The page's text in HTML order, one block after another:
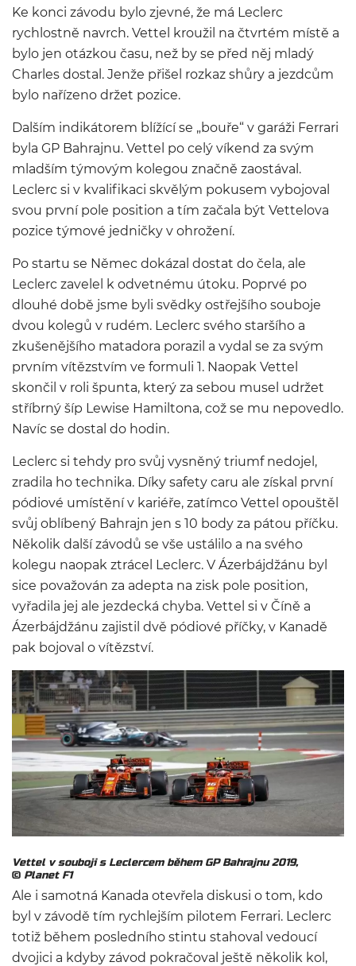
Ke konci závodu bylo zjevné, že má Leclerc
rychlostně navrch. Vettel kroužil na čtvrtém místě a
bylo jen otázkou času, než by se před něj mladý
Charles dostal. Jenže přišel rozkaz shůry a jezdcům
bylo nařízeno držet pozice.
Dalším indikátorem blížící se „bouře“ v garáži Ferrari
byla GP Bahrajnu. Vettel po celý víkend za svým
mladším týmovým kolegou značně zaostával.
Leclerc si v kvalifikaci skvělým pokusem vybojoval
svou první pole position a tím začala být Vettelova
pozice týmové jedničky v ohrožení.
Po startu se Němec dokázal dostat do čela, ale
Leclerc zavelel k odvetnému útoku. Poprvé po
dlouhé době jsme byli svědky ostřejšího souboje
dvou kolegů v rudém. Leclerc svého staršího a
zkušenějšího matadora porazil a vydal se za svým
prvním vítězstvím ve formuli 1. Naopak Vettel
skončil v roli špunta, který za sebou musel udržet
stříbrný šíp Lewise Hamiltona, což se mu nepovedlo.
Navíc se dostal do hodin.
Leclerc si tehdy pro svůj vysněný triumf nedojel,
zradila ho technika. Díky safety caru ale získal první
pódiové umístění v kariéře, zatímco Vettel opouštěl
svůj oblíbený Bahrajn jen s 10 body za pátou příčku.
Několik další závodů se vše ustálilo a na svého
kolegu naopak ztrácel Leclerc. V Ázerbájdžánu byl
sice považován za adepta na zisk pole position,
vyřadila jej ale jezdecká chyba. Vettel si v Číně a
Ázerbájdžánu zajistil dvě pódiové příčky, v Kanadě
pak bojoval o vítězství.
Vettel v souboji s Leclercem během GP Bahrajnu 2019,
© Planet F1
Ale i samotná Kanada otevřela diskusi o tom, kdo
byl v závodě tím rychlejším pilotem Ferrari. Leclerc
totiž během posledního stintu stahoval vedoucí
dvojici a kdyby závod pokračoval ještě několik kol,